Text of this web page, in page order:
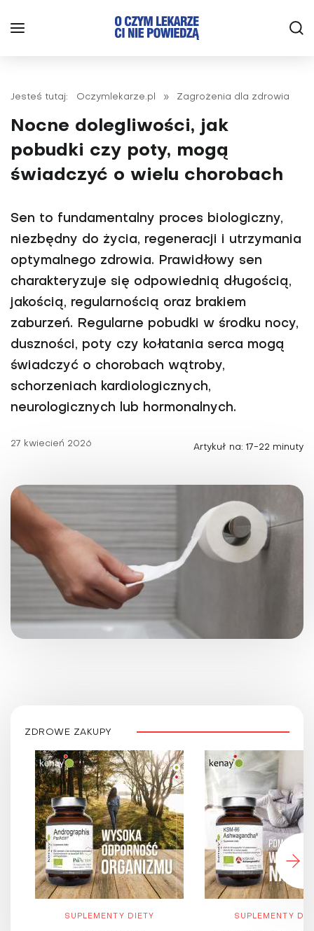
Jesteś tutaj: Oczymlekarze.pl » Zagrożenia dla zdrowia
Nocne dolegliwości, jak
pobudki czy poty, mogą
świadczyć o wielu chorobach
Sen to fundamentalny proces biologiczny,
niezbędny do życia, regeneracji i utrzymania
optymalnego zdrowia. Prawidłowy sen
charakteryzuje się odpowiednią długością,
jakością, regularnością oraz brakiem
zaburzeń. Regularne pobudki w środku nocy,
duszności, poty czy kołatania serca mogą
świadczyć o chorobach wątroby,
schorzeniach kardiologicznych,
neurologicznych lub hormonalnych.
27 kwiecień 2026 Artykuł na: 17-22 minuty
ZDROWE ZAKUPY
SUPLEMENTY DIETY SUPLEMENTY